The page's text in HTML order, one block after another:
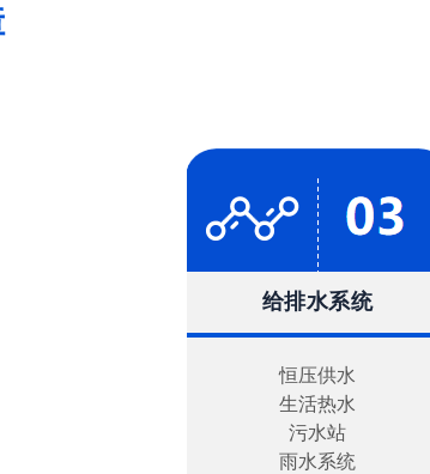
给排水系统
恒压供水
生活热水
污水站
雨水系统